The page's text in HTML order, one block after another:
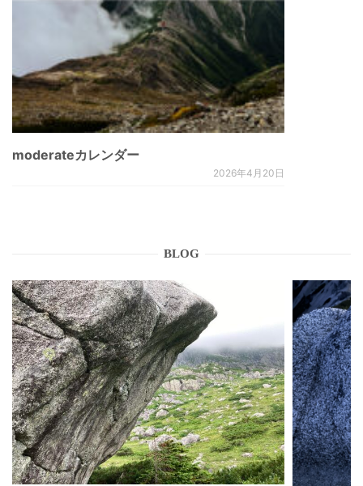
moderateカレンダー
2026年4月20日
BLOG